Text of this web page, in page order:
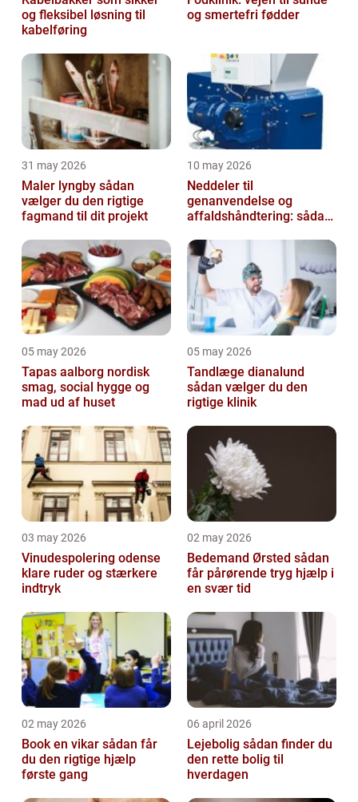
og fleksibel løsning til
kabelføring
og smertefri fødder
31 may 2026
Maler lyngby sådan
vælger du den rigtige
fagmand til dit projekt
10 may 2026
Neddeler til
genanvendelse og
affaldshåndtering: sådan
05 may 2026
Tapas aalborg nordisk
smag, social hygge og
mad ud af huset
05 may 2026
Tandlæge dianalund
sådan vælger du den
rigtige klinik
03 may 2026
Vinudespolering odense
klare ruder og stærkere
indtryk
02 may 2026
Bedemand Ørsted sådan
får pårørende tryg hjælp i
en svær tid
02 may 2026
Book en vikar sådan får
du den rigtige hjælp
første gang
06 april 2026
Lejebolig sådan finder du
den rette bolig til
hverdagen